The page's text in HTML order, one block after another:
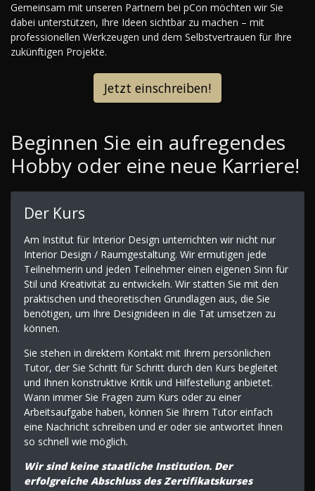
Gemeinsam mit unseren Partnern bei pCon möchten wir Sie
dabei unterstützen, Ihre Ideen sichtbar zu machen – mit
professionellen Werkzeugen und dem Selbstvertrauen für Ihre
zukünftigen Projekte.
Jetzt einschreiben!
Beginnen Sie ein aufregendes
Hobby oder eine neue Karriere!
Der Kurs
Am Institut für Interior Design unterrichten wir nicht nur
Interior Design / Raumgestaltung. Wir ermutigen jede
Teilnehmerin und jeden Teilnehmer einen eigenen Sinn für
Stil und Kreativität zu entwickeln. Wir statten Sie mit den
praktischen und theoretischen Grundlagen aus, die Sie
benötigen, um Ihre Designideen in die Tat umsetzen zu
können.
Sie stehen in direktem Kontakt mit Ihrem persönlichen
Tutor, der Sie Schritt für Schritt durch den Kurs begleitet
und Ihnen konstruktive Kritik und Hilfestellung anbietet.
Wann immer Sie Fragen zum Kurs oder zu einer
Arbeitsaufgabe haben, können Sie Ihrem Tutor einfach
eine Nachricht schreiben und er oder sie antwortet Ihnen
so schnell wie möglich.
Wir sind keine staatliche Institution. Der
erfolgreiche Abschluss des Zertifikatskurses